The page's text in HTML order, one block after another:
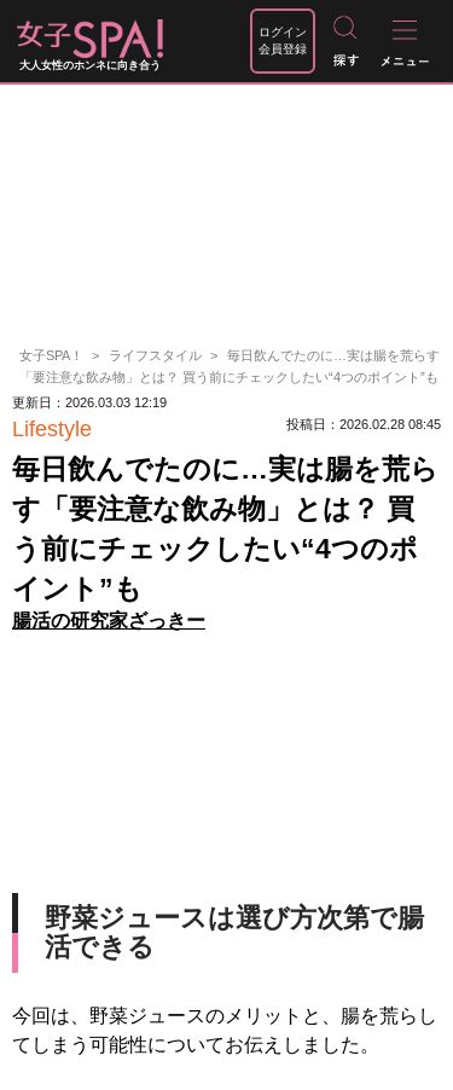
大人女性のホンネに向き合う
ログイン
会員登録
女子SPA！ ライフスタイル
毎日飲んでたのに…実は腸を荒らす
「要注意な飲み物」とは？ 買う前にチェックしたい“4つのポイント”も
更新日：2026.03.03 12:19
Lifestyle 投稿日：2026.02.28 08:45
毎日飲んでたのに…実は腸を荒ら
す「要注意な飲み物」とは？ 買
う前にチェックしたい“4つのポ
イント”も
腸活の研究家ざっきー
野菜ジュースは選び方次第で腸
活できる
今回は、野菜ジュースのメリットと、腸を荒らし
てしまう可能性についてお伝えしました。